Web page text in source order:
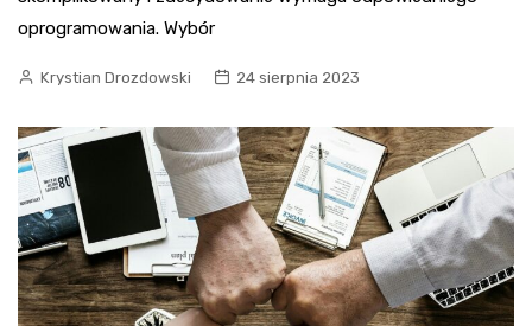
oprogramowania. Wybór
Krystian Drozdowski 24 sierpnia 2023